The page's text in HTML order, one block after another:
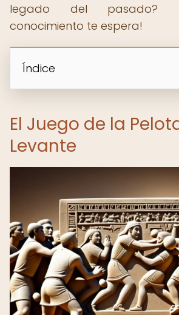
legado del pasado?
conocimiento te espera!
Índice
El Juego de la
Levante